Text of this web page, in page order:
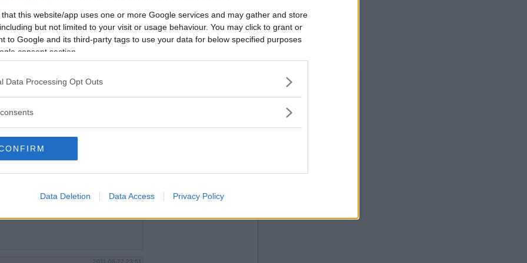
that this website/app uses one or more Google services and may gather and store
but not limited to your visit or usage behaviour. You may click to grant or
to Google and its third-party tags to use your data for below specified purposes
consent section.
Data Processing Opt Outs
Data Deletion Data Access Privacy Policy
2011-06-27 23:51
Vill du bli
medlem?